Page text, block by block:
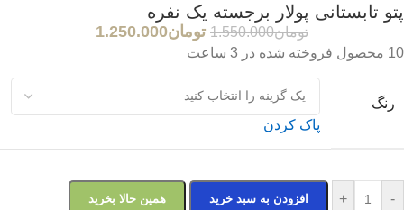
پتو تابستانی پولار برجسته یک نفره
تومان1.550.000 تومان1.250.000
10 محصول فروخته شده در 3 ساعت
رنگ
پاک کردن
-
+ افزودن به سبد خرید همین حالا بخرید